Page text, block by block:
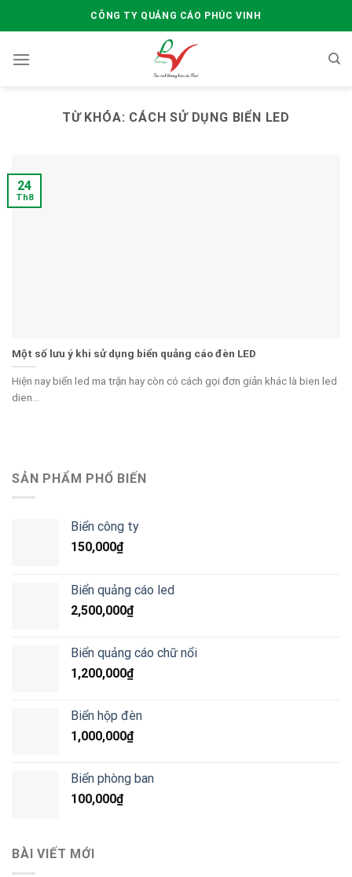
to
CÔNG TY QUẢNG CÁO PHÚC VINH
TỪ KHÓA: CÁCH SỬ DỤNG BIỂN LED
Một số lưu ý khi sử dụng biển quảng cáo đèn LED
Hiện nay biển led ma trận hay còn có cách gọi đơn giản khác là bien led
dien...
24
Th8
SẢN PHẨM PHỔ BIẾN
Biển công ty
150,000₫
Biển quảng cáo led
2,500,000₫
Biển quảng cáo chữ nổi
1,200,000₫
Biển hộp đèn
1,000,000₫
Biển phòng ban
100,000₫
BÀI VIẾT MỚI